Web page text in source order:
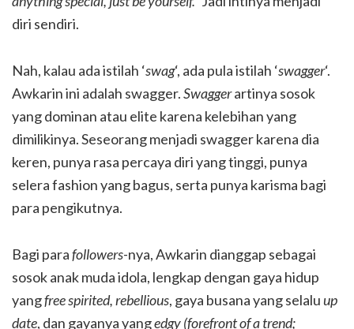
diri sendiri.
Nah, kalau ada istilah ‘swag‘, ada pula istilah ‘swagger‘.
Awkarin ini adalah swagger.Swaggerartinya sosok
yang dominan atau elite karena kelebihan yang
dimilikinya. Seseorang menjadi swagger karena dia
keren, punya rasa percaya diri yang tinggi, punya
selera fashion yang bagus, serta punya karisma bagi
para pengikutnya.
Bagi parafollowers-nya, Awkarin dianggap sebagai
sosok anak muda idola, lengkap dengan gaya hidup
yangfree spirited, rebellious, gaya busana yang selaluup
date, dan gayanya yangedgy(forefront of a trend;